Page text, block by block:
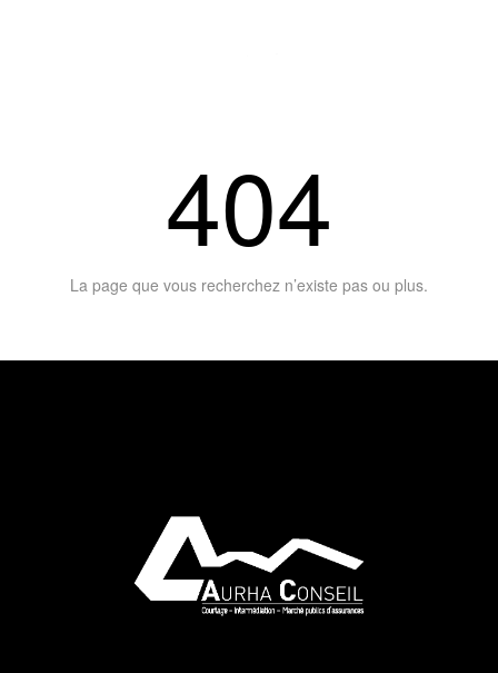
404
La page que vous recherchez n’existe pas ou plus.